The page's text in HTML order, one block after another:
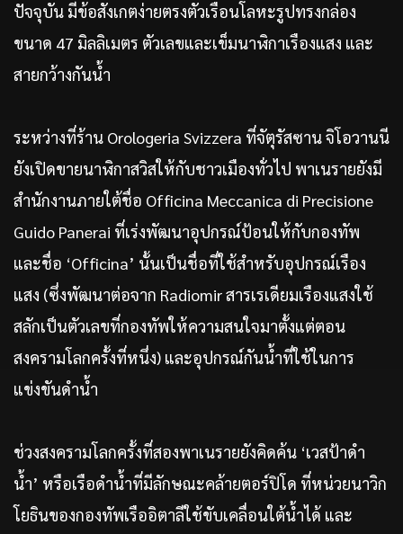
ปัจจุบัน มีข้อสังเกตง่ายตรงตัวเรือนโลหะรูปทรงกล่อง
ขนาด 47 มิลลิเมตร ตัวเลขและเข็มนาฬิกาเรืองแสง และ
สายกว้างกันน้ำ
ระหว่างที่ร้าน Orologeria Svizzera ที่จัตุรัสซาน จิโอวานนี
ยังเปิดขายนาฬิกาสวิสให้กับชาวเมืองทั่วไป พาเนรายยังมี
สำนักงานภายใต้ชื่อ Officina Meccanica di Precisione
Guido Panerai ที่เร่งพัฒนาอุปกรณ์ป้อนให้กับกองทัพ
และชื่อ ‘Officina’ นั้นเป็นชื่อที่ใช้สำหรับอุปกรณ์เรือง
แสง (ซึ่งพัฒนาต่อจาก Radiomir สารเรเดียมเรืองแสงใช้
สลักเป็นตัวเลขที่กองทัพให้ความสนใจมาตั้งแต่ตอน
สงครามโลกครั้งที่หนึ่ง) และอุปกรณ์กันน้ำที่ใช้ในการ
แข่งขันดำน้ำ
ช่วงสงครามโลกครั้งที่สองพาเนรายยังคิดค้น ‘เวสป้าดำ
น้ำ’ หรือเรือดำน้ำที่มีลักษณะคล้ายตอร์ปิโด ที่หน่วยนาวิก
โยธินของกองทัพเรืออิตาลีใช้ขับเคลื่อนใต้น้ำได้ และ